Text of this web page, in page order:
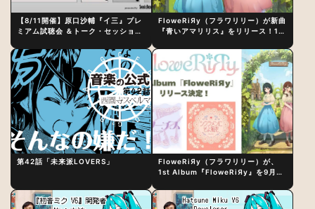
【8/11開催】原口沙輔『イ三』プレ
ミアム試聴会 ＆トーク・セッション
制作秘話
FloweRiЯy（フラワリリー）が新曲
『青いアマリリス』をリリース！1st
第42話「未来派LOVERS」
FloweRiЯy（フラワリリー）が、
1st Album『FloweRiЯy』を9月23